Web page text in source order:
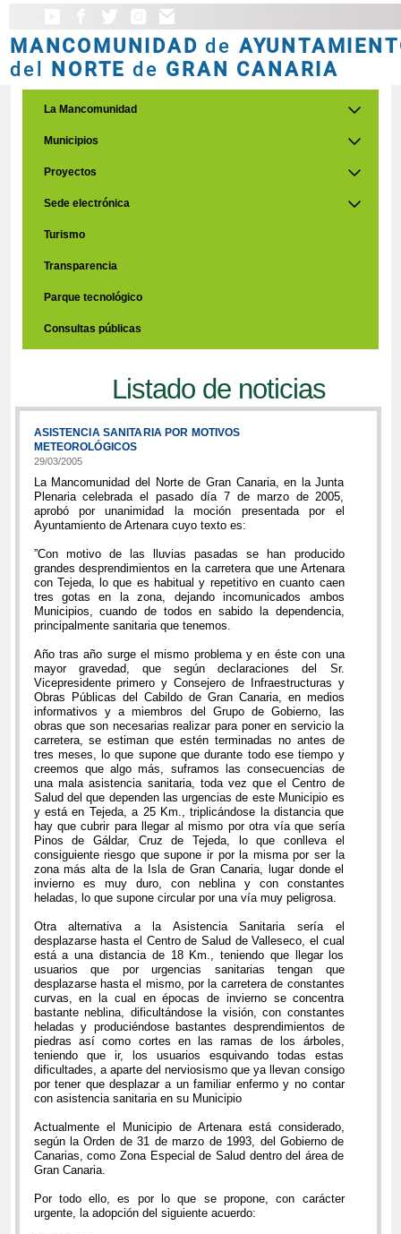
MANCOMUNIDAD de
del NORTE de GRAN CANARIA
La Mancomunidad
Municipios
Proyectos
Sede electrónica
Turismo
Transparencia
Parque tecnológico
Consultas públicas
Listado de noticias
ASISTENCIA SANITARIA POR MOTIVOS
METEOROLÓGICOS
29/03/2005
La Mancomunidad del Norte de Gran Canaria, en la Junta
Plenaria celebrada el pasado día 7 de marzo de 2005,
aprobó por unanimidad la moción presentada por el
Ayuntamiento de Artenara cuyo texto es:
”Con motivo de las lluvias pasadas se han producido
grandes desprendimientos en la carretera que une Artenara
con Tejeda, lo que es habitual y repetitivo en cuanto caen
tres gotas en la zona, dejando incomunicados ambos
Municipios, cuando de todos en sabido la dependencia,
principalmente sanitaria que tenemos.
Año tras año surge el mismo problema y en éste con una
mayor gravedad, que según declaraciones del Sr.
Vicepresidente primero y Consejero de Infraestructuras y
Obras Públicas del Cabildo de Gran Canaria, en medios
informativos y a miembros del Grupo de Gobierno, las
obras que son necesarias realizar para poner en servicio la
carretera, se estiman que estén terminadas no antes de
tres meses, lo que supone que durante todo ese tiempo y
creemos que algo más, suframos las consecuencias de
una mala asistencia sanitaria, toda vez que el Centro de
Salud del que dependen las urgencias de este Municipio es
y está en Tejeda, a 25 Km., triplicándose la distancia que
hay que cubrir para llegar al mismo por otra vía que sería
Pinos de Gáldar, Cruz de Tejeda, lo que conlleva el
consiguiente riesgo que supone ir por la misma por ser la
zona más alta de la Isla de Gran Canaria, lugar donde el
invierno es muy duro, con neblina y con constantes
heladas, lo que supone circular por una vía muy peligrosa.
Otra alternativa a la Asistencia Sanitaria sería el
desplazarse hasta el Centro de Salud de Valleseco, el cual
está a una distancia de 18 Km., teniendo que llegar los
usuarios que por urgencias sanitarias tengan que
desplazarse hasta el mismo, por la carretera de constantes
curvas, en la cual en épocas de invierno se concentra
bastante neblina, dificultándose la visión, con constantes
heladas y produciéndose bastantes desprendimientos de
piedras así como cortes en las ramas de los árboles,
teniendo que ir, los usuarios esquivando todas estas
dificultades, a aparte del nerviosismo que ya llevan consigo
por tener que desplazar a un familiar enfermo y no contar
con asistencia sanitaria en su Municipio
Actualmente el Municipio de Artenara está considerado,
según la Orden de 31 de marzo de 1993, del Gobierno de
Canarias, como Zona Especial de Salud dentro del área de
Gran Canaria.
Por todo ello, es por lo que se propone, con carácter
urgente, la adopción del siguiente acuerdo: